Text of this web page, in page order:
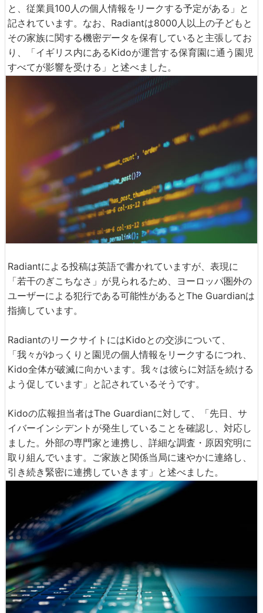
と、従業員100人の個人情報をリークする予定がある」と
記されています。なお、Radiantは8000人以上の子どもと
その家族に関する機密データを保有していると主張してお
り、「イギリス内にあるKidoが運営する保育園に通う園児
すべてが影響を受ける」と述べました。
Radiantによる投稿は英語で書かれていますが、表現に
「若干のぎこちなさ」が見られるため、ヨーロッパ圏外の
ユーザーによる犯行である可能性があるとThe Guardianは
指摘しています。
RadiantのリークサイトにはKidoとの交渉について、
「我々がゆっくりと園児の個人情報をリークするにつれ、
Kido全体が破滅に向かいます。我々は彼らに対話を続ける
よう促しています」と記されているそうです。
Kidoの広報担当者はThe Guardianに対して、「先日、サ
イバーインシデントが発生していることを確認し、対応し
ました。外部の専門家と連携し、詳細な調査・原因究明に
取り組んでいます。ご家族と関係当局に速やかに連絡し、
引き続き緊密に連携していきます」と述べました。